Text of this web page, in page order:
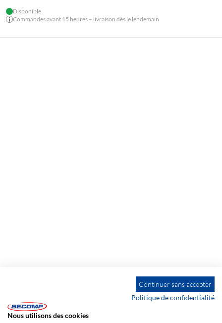
Disponible
Commandes avant 15 heures – livraison dès le lendemain
Continuer sans accepter
Politique de confidentialité
Nous utilisons des cookies